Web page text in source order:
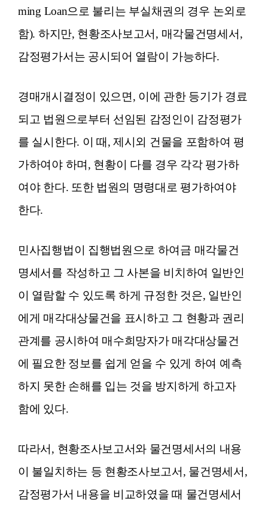
ming Loan으로 불리는 부실채권의 경우 논외로
함). 하지만, 현황조사보고서, 매각물건명세서,
감정평가서는 공시되어 열람이 가능하다.
경매개시결정이 있으면, 이에 관한 등기가 경료
되고 법원으로부터 선임된 감정인이 감정평가
를 실시한다. 이 때, 제시외 건물을 포함하여 평
가하여야 하며, 현황이 다를 경우 각각 평가하
여야 한다. 또한 법원의 명령대로 평가하여야
한다.
민사집행법이 집행법원으로 하여금 매각물건
명세서를 작성하고 그 사본을 비치하여 일반인
이 열람할 수 있도록 하게 규정한 것은, 일반인
에게 매각대상물건을 표시하고 그 현황과 권리
관계를 공시하여 매수희망자가 매각대상물건
에 필요한 정보를 쉽게 얻을 수 있게 하여 예측
하지 못한 손해를 입는 것을 방지하게 하고자
함에 있다.
따라서, 현황조사보고서와 물건명세서의 내용
이 불일치하는 등 현황조사보고서, 물건명세서,
감정평가서 내용을 비교하였을 때 물건명세서